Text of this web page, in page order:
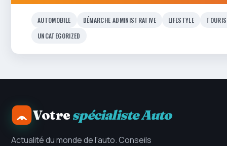
AUTOMOBILE DÉMARCHE ADMINISTRATIVE LIFESTYLE
UNCATEGORIZED
Votrespécialiste Auto
Actualité du monde de l'auto. Conseils